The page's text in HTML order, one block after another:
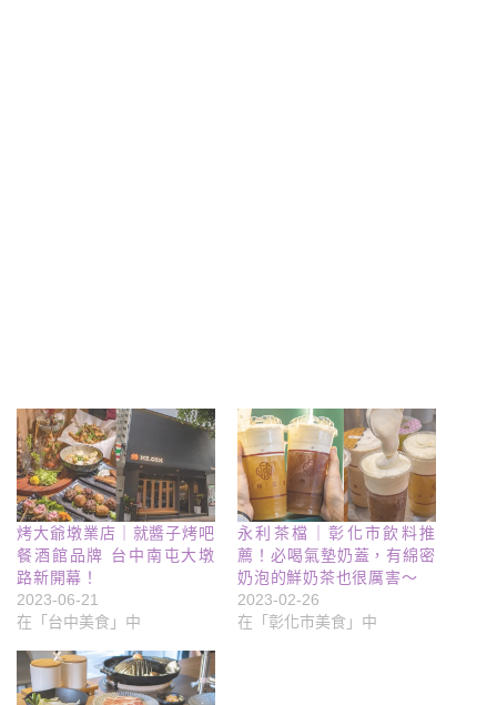
烤大爺墩業店｜就醬子烤吧
餐酒館品牌 台中南屯大墩
路新開幕！
2023-06-21
在「台中美食」中
永利茶檔｜彰化市飲料推
薦！必喝氣墊奶蓋，有綿密
奶泡的鮮奶茶也很厲害～
2023-02-26
在「彰化市美食」中